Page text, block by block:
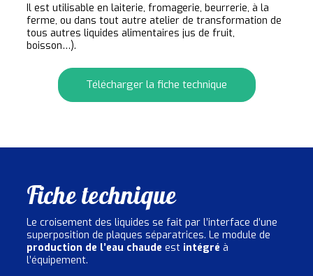
Il est utilisable en laiterie, fromagerie, beurrerie, à la
ferme, ou dans tout autre atelier de transformation de
tous autres liquides alimentaires jus de fruit,
boisson…).
Télécharger la fiche technique
Fiche technique
Le croisement des liquides se fait par l’interface d’une
superposition de plaques séparatrices. Le module de
production de l’eau chaude est intégré à
l’équipement.